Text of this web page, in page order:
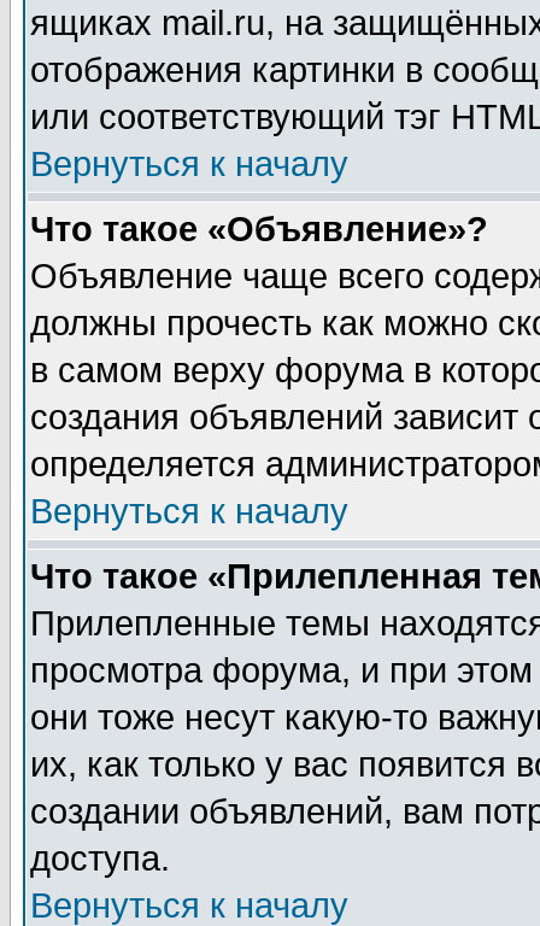
ящиках mail.ru, на
отображения картинки в
или соответствующий тэг
Вернуться к началу
Что такое «Объявление»?
Объявление чаще всего
должны прочесть как можно
в самом верху форума в
создания объявлений зависит
определяется
Вернуться к началу
Что такое «Прилепленная
Прилепленные темы
просмотра форума, и при
они тоже несут какую-то
их, как только у вас появится
создании объявлений, вам
доступа.
Вернуться к началу